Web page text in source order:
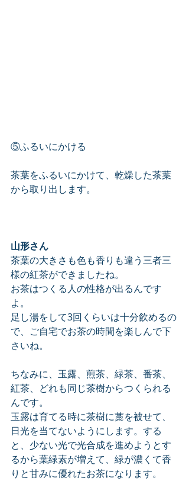
⑤ふるいにかける
茶葉をふるいにかけて、乾燥した茶葉
から取り出します。
山形さん
茶葉の大きさも色も香りも違う三者三
様の紅茶ができましたね。
お茶はつくる人の性格が出るんです
よ。
足し湯をして3回くらいは十分飲めるの
で、ご自宅でお茶の時間を楽しんで下
さいね。
ちなみに、玉露、煎茶、緑茶、番茶、
紅茶、どれも同じ茶樹からつくられる
んです。
玉露は育てる時に茶樹に藁を被せて、
日光を当てないようにします。する
と、少ない光で光合成を進めようとす
るから葉緑素が増えて、緑が濃くて香
りと甘みに優れたお茶になります。